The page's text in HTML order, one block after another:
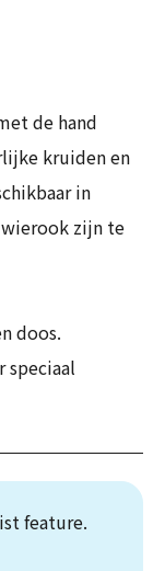
de hand
kruiden en
in
wierook zijn te
doos.
speciaal
feature.